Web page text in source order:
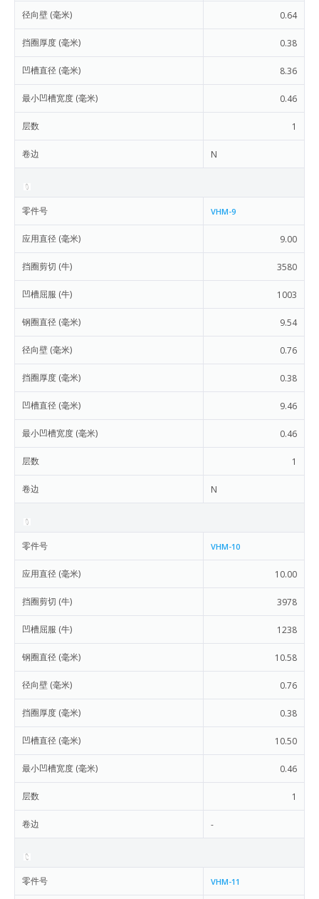
径向壁 (毫米) 0.64
挡圈厚度 (毫米) 0.38
凹槽直径 (毫米) 8.36
最小凹槽宽度 (毫米) 0.46
层数 1
卷边 N
零件号 VHM-9
应用直径 (毫米) 9.00
挡圈剪切 (牛) 3580
凹槽屈服 (牛) 1003
钢圈直径 (毫米) 9.54
径向壁 (毫米) 0.76
挡圈厚度 (毫米) 0.38
凹槽直径 (毫米) 9.46
最小凹槽宽度 (毫米) 0.46
层数 1
卷边 N
零件号 VHM-10
应用直径 (毫米) 10.00
挡圈剪切 (牛) 3978
凹槽屈服 (牛) 1238
钢圈直径 (毫米) 10.58
径向壁 (毫米) 0.76
挡圈厚度 (毫米) 0.38
凹槽直径 (毫米) 10.50
最小凹槽宽度 (毫米) 0.46
层数 1
卷边 -
零件号 VHM-11